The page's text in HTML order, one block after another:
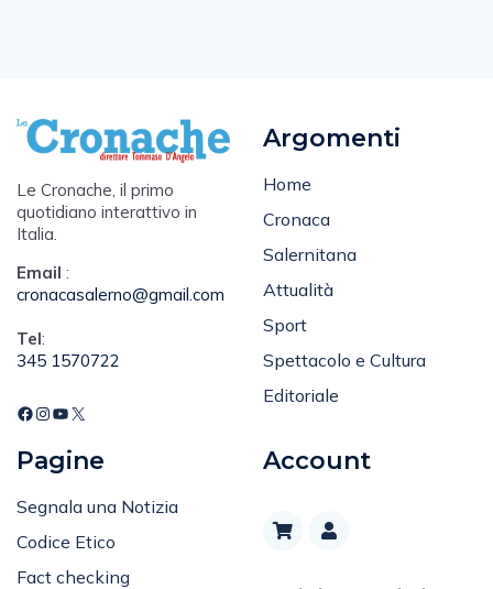
Le Cronache, il primo
quotidiano interattivo in
Italia.
Email :
cronacasalerno@gmail.com
Tel:
345 1570722
Argomenti
Home
Cronaca
Salernitana
Attualità
Sport
Spettacolo e Cultura
Editoriale
Pagine
Segnala una Notizia
Codice Etico
Fact checking
Account